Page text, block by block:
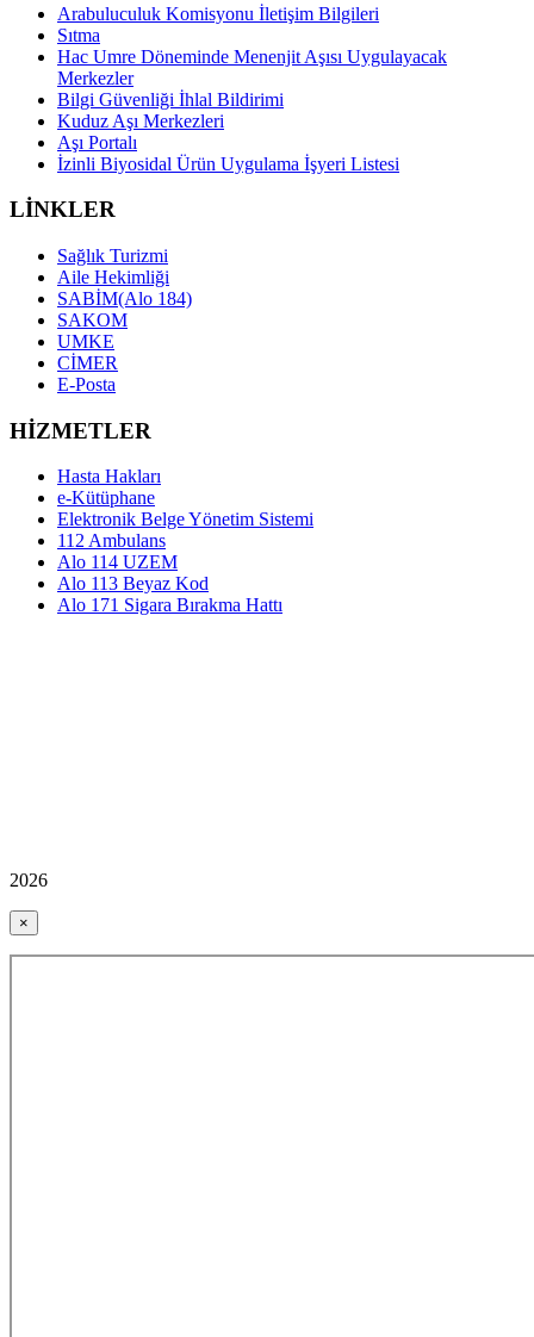
Arabuluculuk Komisyonu İletişim Bilgileri
Sıtma
Hac Umre Döneminde Menenjit Aşısı Uygulayacak
Merkezler
Bilgi Güvenliği İhlal Bildirimi
Kuduz Aşı Merkezleri
Aşı Portalı
İzinli Biyosidal Ürün Uygulama İşyeri Listesi
LİNKLER
Sağlık Turizmi
Aile Hekimliği
SABİM(Alo 184)
SAKOM
UMKE
CİMER
E-Posta
HİZMETLER
Hasta Hakları
e-Kütüphane
Elektronik Belge Yönetim Sistemi
112 Ambulans
Alo 114 UZEM
Alo 113 Beyaz Kod
Alo 171 Sigara Bırakma Hattı
2026
×